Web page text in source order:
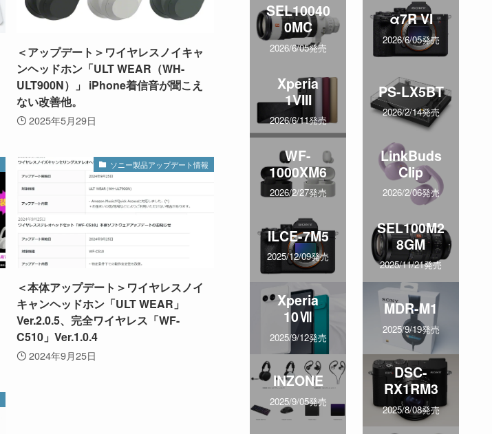
＜アップデート＞ワイヤレスノイキャ
ンヘッドホン「ULT WEAR（WH-
ULT900N）」 iPhone着信音が聞こえ
ない改善他。
2025年5月29日
ソニー製品アップデート情報
＜本体アップデート＞ワイヤレスノイ
キャンヘッドホン「ULT WEAR」
Ver.2.0.5、完全ワイヤレス「WF-
C510」Ver.1.0.4
2024年9月25日
SEL10040
0MC
2026/6/05発売
α7R VI
2026/6/05発売
Xperia
1VIII
2026/6/11発売
PS-LX5BT
2026/2/14発売
WF-
1000XM6
2026/2/27発売
LinkBuds
Clip
2026/2/06発売
ILCE-7M5
2025/12/09発売
SEL100M2
8GM
2025/11/21発売
Xperia
10Ⅶ
2025/9/12発売
MDR-M1
2025/9/19発売
INZONE
2025/9/05発売
DSC-
RX1RM3
2025/8/08発売